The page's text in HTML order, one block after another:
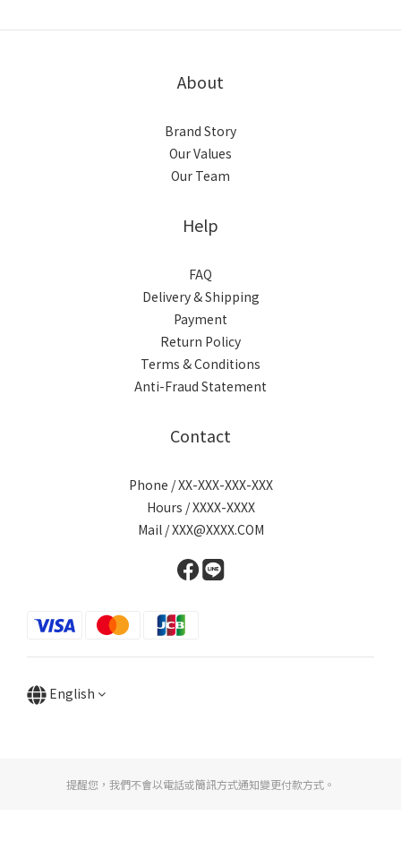
About
Brand Story
Our Values
Our Team
Help
FAQ
Delivery & Shipping
Payment
Return Policy
Terms & Conditions
Anti-Fraud Statement
Contact
Phone / XX-XXX-XXX-XXX
Hours / XXXX-XXXX
Mail / XXX@XXXX.COM
English
提醒您，我們不會以電話或簡訊方式通知變更付款方式。